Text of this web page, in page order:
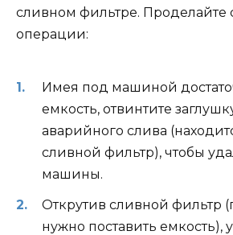
сливном фильтре.
операции:
Имея под машиной
емкость, отвинтите
аварийного слива
сливной фильтр), чтобы
машины.
Открутив сливной фильтр
нужно поставить емкость),